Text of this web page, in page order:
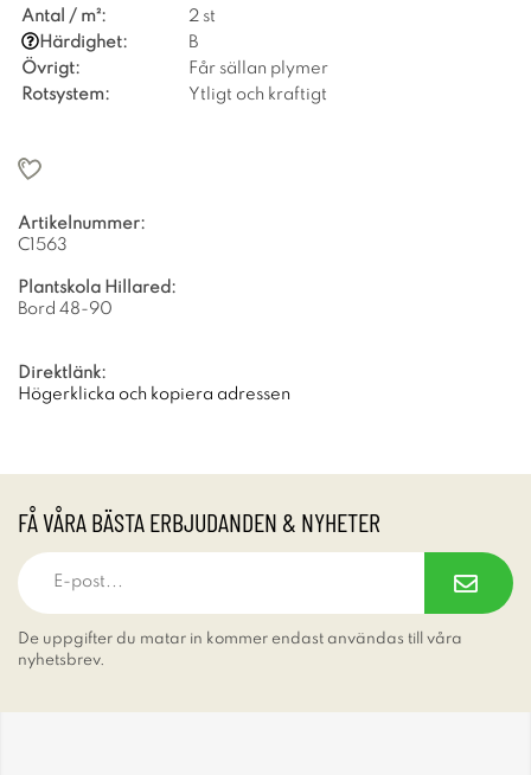
Antal / m²:
2 st
Härdighet:
B
Övrigt:
Får sällan plymer
Rotsystem:
Ytligt och kraftigt
Artikelnummer:
C1563
Plantskola Hillared:
Bord 48-90
Direktlänk:
Högerklicka och kopiera adressen
FÅ VÅRA BÄSTA ERBJUDANDEN & NYHETER
De uppgifter du matar in kommer endast användas till våra
nyhetsbrev.